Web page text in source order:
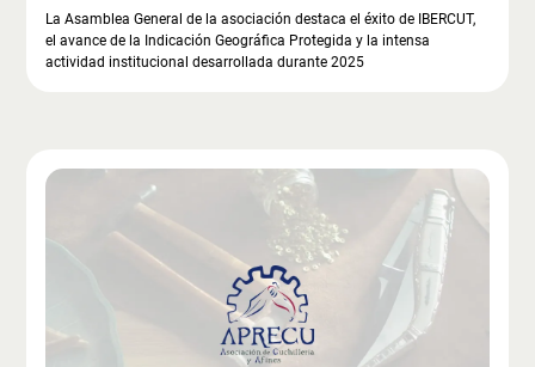
La Asamblea General de la asociación destaca el éxito de IBERCUT,
el avance de la Indicación Geográfica Protegida y la intensa
actividad institucional desarrollada durante 2025